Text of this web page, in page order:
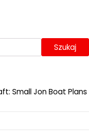
Szukaj
Small Jon Boat Plans